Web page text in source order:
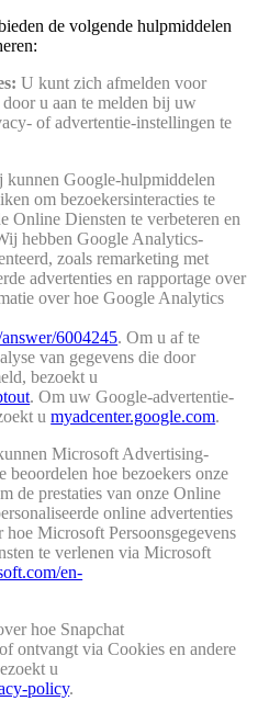
de volgende hulpmiddelen
U kunt zich afmelden voor
u aan te melden bij uw
of advertentie-instellingen te
kunnen Google-hulpmiddelen
om bezoekersinteracties te
Online Diensten te verbeteren en
hebben Google Analytics-
zoals remarketing met
advertenties en rapportage over
over hoe Google Analytics
6004245. Om u af te
van gegevens die door
bezoekt u
. Om uw Google-advertentie-
umyadcenter.google.com.
Microsoft Advertising-
hoe bezoekers onze
de prestaties van onze Online
online advertenties
Microsoft Persoonsgegevens
te verlenen via Microsoft
en-
hoe Snapchat
ontvangt via Cookies en andere
u
policy.